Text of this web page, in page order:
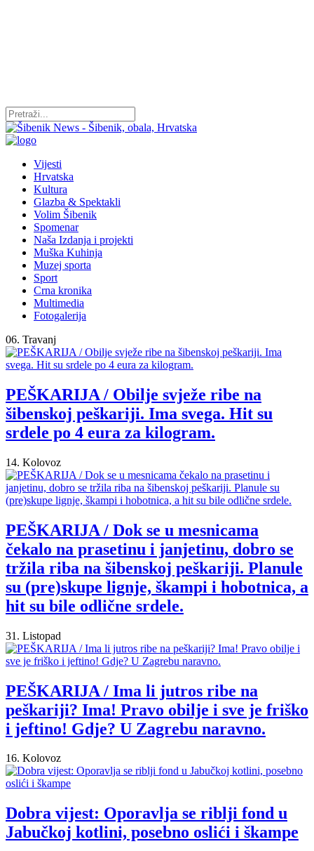
Vijesti
Hrvatska
Kultura
Glazba & Spektakli
Volim Šibenik
Spomenar
Naša Izdanja i projekti
Muška Kuhinja
Muzej sporta
Sport
Crna kronika
Multimedia
Fotogalerija
06. Travanj
PEŠKARIJA / Obilje svježe ribe na
šibenskoj peškariji. Ima svega. Hit su
srdele po 4 eura za kilogram.
14. Kolovoz
PEŠKARIJA / Dok se u mesnicama
čekalo na prasetinu i janjetinu, dobro se
tržila riba na šibenskoj peškariji. Planule
su (pre)skupe lignje, škampi i hobotnica, a
hit su bile odlične srdele.
31. Listopad
PEŠKARIJA / Ima li jutros ribe na
peškariji? Ima! Pravo obilje i sve je friško
i jeftino! Gdje? U Zagrebu naravno.
16. Kolovoz
Dobra vijest: Oporavlja se riblji fond u
Jabučkoj kotlini, posebno oslići i škampe